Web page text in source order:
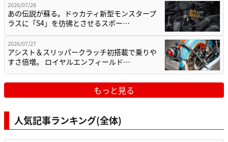
2026/07/28
あの伝説が蘇る。ドゥカティ新型モンスタープ
ラスに「S4」を彷彿とさせるスポー…
2026/07/27
アシスト＆スリッパークラッチ初搭載で乗りや
すさ倍増。 ロイヤルエンフィールド…
もっと見る
人気記事ランキング(全体)